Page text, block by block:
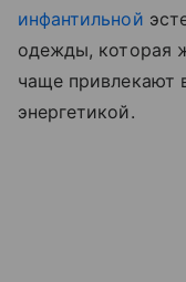
инфантильной
одежды, которая
чаще привлекают
энергетикой.